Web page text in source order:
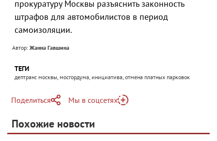
прокуратуру Москвы разъяснить законность
штрафов для автомобилистов в период
самоизоляции.
Автор: Жанна Гавшина
ТЕГИ
дептранс москвы, мосгордума, инициатива, отмена платных парковок
Поделиться
Telegram
Мы в соцсетях
Яндекс Дзен
Похожие новости